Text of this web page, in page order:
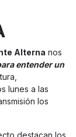
Alterna nos
entender un
lunes a las
los